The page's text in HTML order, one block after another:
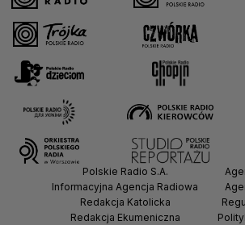
Polskie Radio S.A.
Informacyjna Agencja Radiowa
Redakcja Katolicka
Redakcja Ekumeniczna